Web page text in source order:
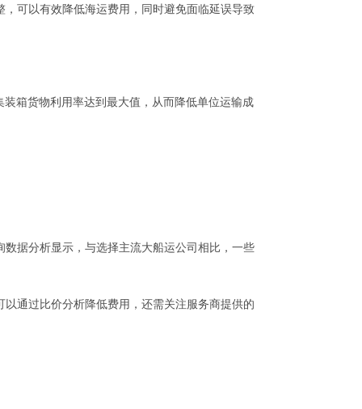
可以有效降低海运费用，同时避免面临延误导致
箱货物利用率达到最大值，从而降低单位运输成
据分析显示，与选择主流大船运公司相比，一些
通过比价分析降低费用，还需关注服务商提供的